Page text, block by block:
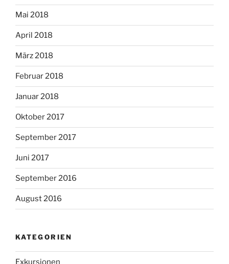
Mai 2018
April 2018
März 2018
Februar 2018
Januar 2018
Oktober 2017
September 2017
Juni 2017
September 2016
August 2016
KATEGORIEN
Exkursionen